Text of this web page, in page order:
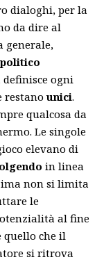
dialoghi, per la
da dire al
generale,
definisce ogni
restano unici.
qualcosa da
Le singole
elevano di
in linea
non si limita
le
al fine
quello che il
si ritrova